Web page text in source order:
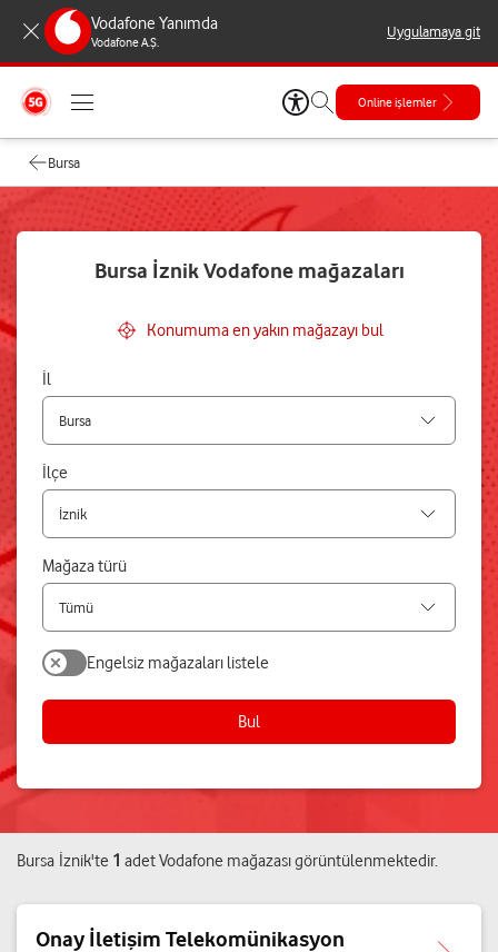
Vodafone Yanımda
Vodafone A.Ş.
Uygulamaya git
Online işlemler
Bursa
Bursa İznik Vodafone mağazaları
Konumuma en yakın mağazayı bul
İl
İlçe
Mağaza türü
Bul
Engelsiz mağazaları listele
Bursa İznik'te 1 adetVodafone mağazasıgörüntülenmektedir.
Onay İletişim Telekomünikasyon